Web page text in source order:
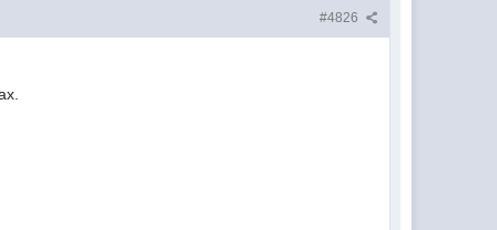
#4826